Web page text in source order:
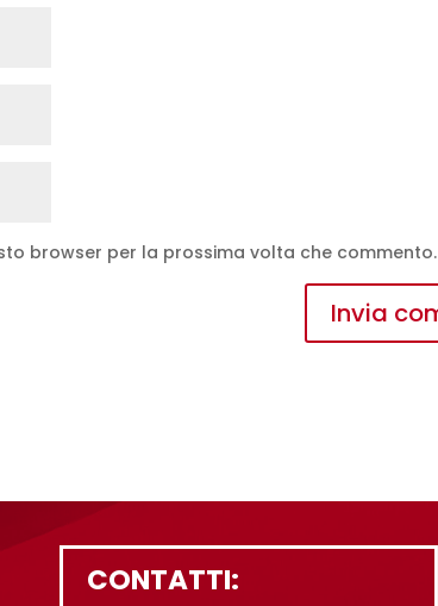
browser per la prossima volta che commento.
CONTATTI: